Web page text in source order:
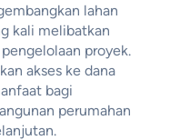
lahan
kali melibatkan
proyek.
akses ke dana
bagi
perumahan